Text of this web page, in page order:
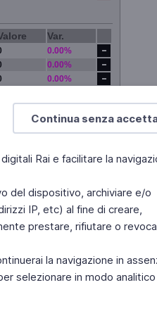
Continua senza
Rai e facilitare la
del dispositivo, archiviare e/o
IP, etc) al fine di creare,
prestare, rifiutare o
la navigazione in
selezionare in modo analitico
Var.
0.00%
0.00%
0.00%